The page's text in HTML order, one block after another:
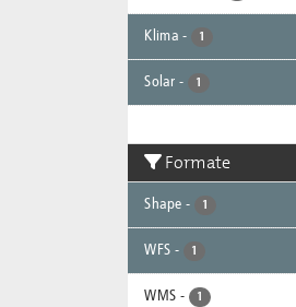
Klima - 1
Solar - 1
Formate
Shape - 1
WFS - 1
WMS - 1